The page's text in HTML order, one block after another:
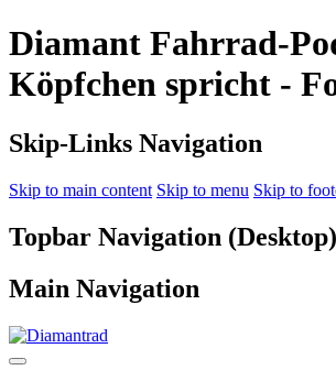
Diamant Fahrrad-
Köpfchen spricht -
Skip-Links Navigation
Skip to main content Skip to menu Skip to
Topbar Navigation (Desktop)
Main Navigation